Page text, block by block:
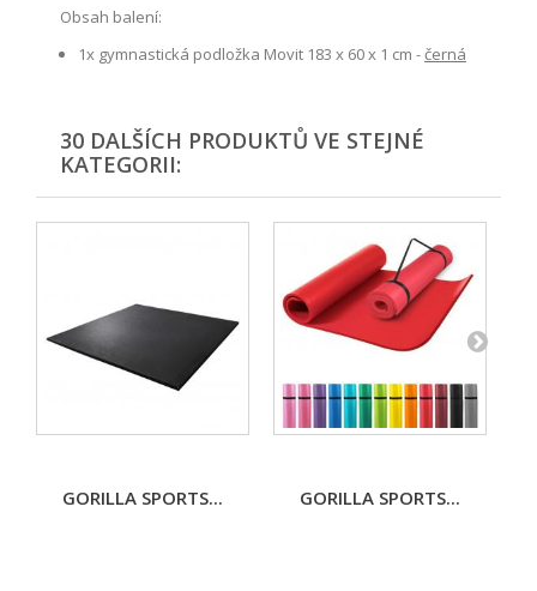
Obsah balení:
1x gymnastická podložka Movit 183 x 60 x 1 cm -černá
30 DALŠÍCH PRODUKTŮ VE STEJNÉ
KATEGORII:
GORILLA SPORTS... GORILLA SPORTS...